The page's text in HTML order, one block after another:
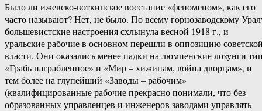
Было ли ижевско-воткинское восстание «феноменом», как его
часто называют? Нет, не было. По всему горнозаводскому
большевистские настроения схлынула весной 1918 г., и
уральские рабочие в основном перешли в оппозицию
власти. Они оказались менее падки на люмпенские лозунги
«Грабь награбленное» и «Мир – хижинам, война дворцам», и
тем более на глупейший «Заводы – рабочим»
(квалифицированные рабочие прекрасно понимали, что без
образованных управленцев и инженеров заводами управлять